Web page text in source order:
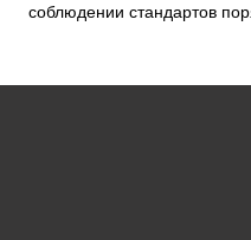
соблюдении стандартов